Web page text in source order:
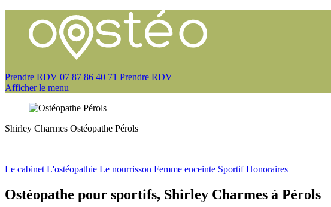
Prendre RDV 07 87 86 40 71 Prendre RDV
Afficher le menu
Shirley Charmes Ostéopathe Pérols
Le cabinet L'ostéopathie Le nourrisson Femme enceinte Sportif Honoraires
Ostéopathe pour sportifs, Shirley Charmes à Pérols